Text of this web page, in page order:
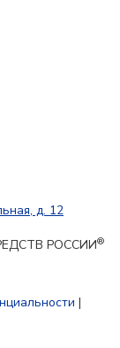
д. 12
РОССИИ®
|